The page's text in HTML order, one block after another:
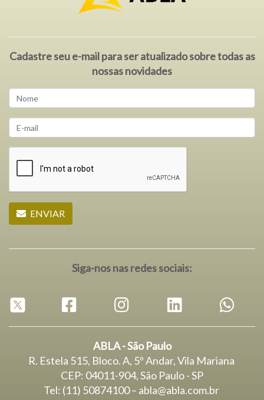
Cadastre seu e-mail para ser atualizado sobre todas as
nossas novidades
ENVIAR
Siga-nos nas redes sociais:
ABLA - São Paulo
R. Estela 515, Bloco. A, 5º Andar, Vila Mariana
CEP: 04011-904, São Paulo - SP
Tel: (11) 50874100 – abla@abla.com.br